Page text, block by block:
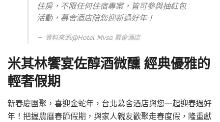
住房，不限任何住宿專案，皆可參與抽紅包
活動，慕舍酒店陪您迎新過好年！
資料來源@Hotel Mvsa 慕舍酒店
米其林饗宴佐醇酒微醺 經典優雅的
輕奢假期
新春慶團聚，喜迎金蛇年，台北慕舍酒店與您一起迎春過好
年！把握農曆春節假期，與家人親友歡聚走春度假，隆重獻